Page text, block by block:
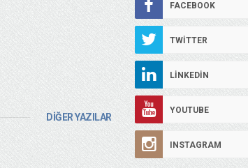
DİĞER YAZILAR
FACEBOOK
TWITTER
LINKEDIN
YOUTUBE
INSTAGRAM